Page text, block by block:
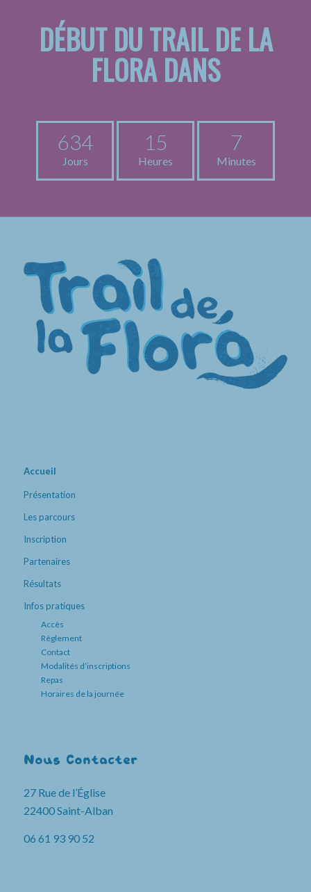
DÉBUT DU TRAIL DE LA
FLORA DANS
634
Jours
15
Heures
7
Minutes
Accueil
Présentation
Les parcours
Inscription
Partenaires
Résultats
Infos pratiques
Accès
Règlement
Contact
Modalités d’inscriptions
Repas
Horaires de la journée
Nous Contacter
27 Rue de l’Église
22400 Saint-Alban
06 61 93 90 52